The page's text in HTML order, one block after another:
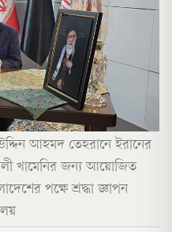
আহমদ তেহরানে ইরানের
খামেনির জন্য আয়োজিত
পক্ষে শ্রদ্ধা জ্ঞাপন